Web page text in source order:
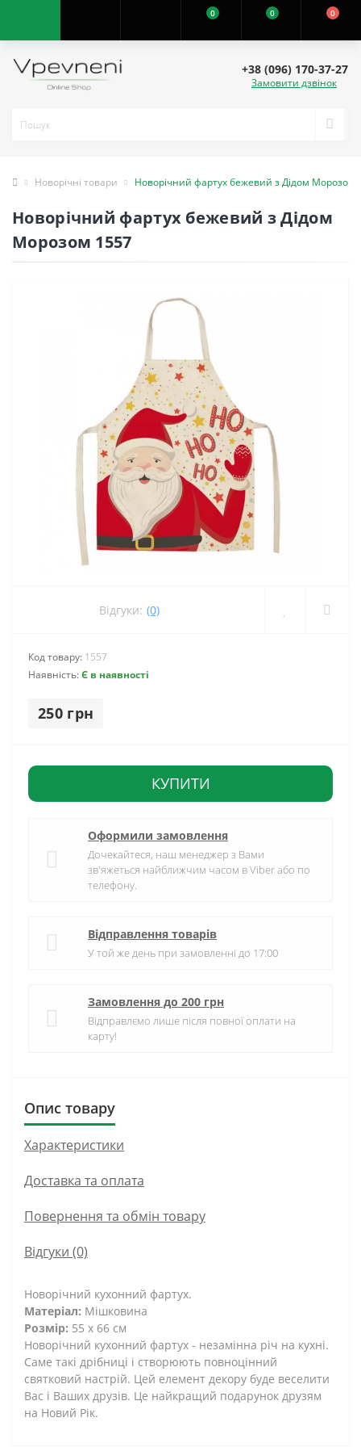
0 0 0
+38 (096) 170-37-27
Замовити дзвінок
Новорічні товари Новорічний фартух бежевий з Дідом Морозом
Новорічний фартух бежевий з Дідом
Морозом 1557
Відгуки: (0)
Код товару: 1557
Наявність:Є в наявності
250 грн
КУПИТИ
Оформили замовлення
Дочекайтеся, наш менеджер з Вами
зв'яжеться найближчим часом в Viber або по
телефону.
Відправлення товарів
У той же день при замовленні до 17:00
Замовлення до 200 грн
Відправлємо лише після повної оплати на
карту!
Опис товару
Характеристики
Доставка та оплата
Повернення та обмін товару
Відгуки (0)
Новорічний кухонний фартух.
Матеріал: Мішковина
Розмір: 55 х 66 см
Новорічний кухонний фартух - незамінна річ на кухні.
Саме такі дрібниці і створюють повноцінний
святковий настрій. Цей елемент декору буде веселити
Вас і Ваших друзів. Це найкращий подарунок друзям
на Новий Рік.